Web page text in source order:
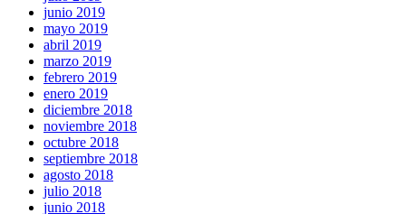
junio 2019
mayo 2019
abril 2019
marzo 2019
febrero 2019
enero 2019
diciembre 2018
noviembre 2018
octubre 2018
septiembre 2018
agosto 2018
julio 2018
junio 2018